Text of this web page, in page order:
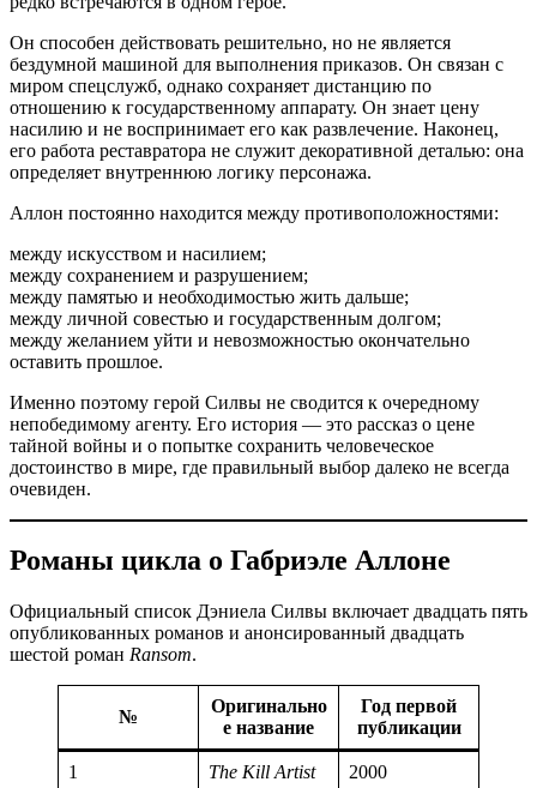
Он способен действовать решительно, но не является
бездумной машиной для выполнения приказов. Он связан с
миром спецслужб, однако сохраняет дистанцию по
отношению к государственному аппарату. Он знает цену
насилию и не воспринимает его как развлечение. Наконец,
его работа реставратора не служит декоративной деталью: она
определяет внутреннюю логику персонажа.
Аллон постоянно находится между противоположностями:
между искусством и насилием;
между сохранением и разрушением;
между памятью и необходимостью жить дальше;
между личной совестью и государственным долгом;
между желанием уйти и невозможностью окончательно
оставить прошлое.
Именно поэтому герой Силвы не сводится к очередному
непобедимому агенту. Его история — это рассказ о цене
тайной войны и о попытке сохранить человеческое
достоинство в мире, где правильный выбор далеко не всегда
очевиден.
Романы цикла о Габриэле Аллоне
Официальный список Дэниела Силвы включает двадцать пять
опубликованных романов и анонсированный двадцать
шестой роман Ransom.
№
Оригинально
е название
Год первой
публикации
1 The Kill Artist 2000